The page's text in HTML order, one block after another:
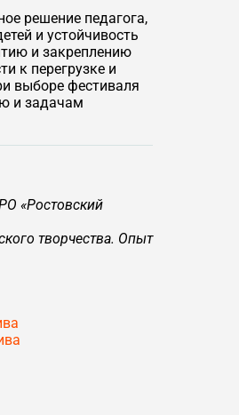
решение педагога,
и устойчивость
и закреплению
к перегрузке и
выборе фестиваля
и задачам
«Ростовский
творчества. Опыт